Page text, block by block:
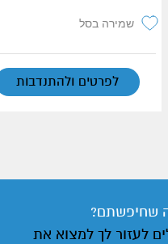
שמירה בסל
לפרטים ולהתנדבות
שחיפשתם?
לעזור לך למצוא את